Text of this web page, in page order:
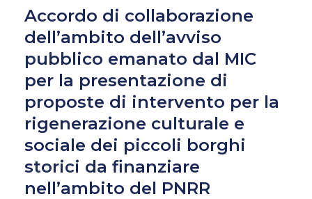
Accordo di collaborazione
dell’ambito dell’avviso
pubblico emanato dal MIC
per la presentazione di
proposte di intervento per la
rigenerazione culturale e
sociale dei piccoli borghi
storici da finanziare
nell’ambito del PNRR
Accordo
collaborazione
dell’ambito
dell’avviso
pubblico
emanato
dal
MIC
per